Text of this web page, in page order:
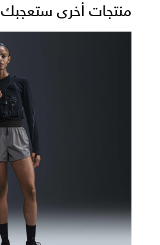
منتجات أخرى ستعجبك